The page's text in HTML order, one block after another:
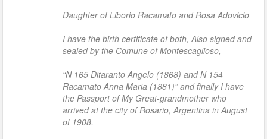
Daughter of Liborio Racamato and Rosa Adovicio
I have the birth certificate of both, Also signed and
sealed by the Comune of Montescaglioso,
“N 165 Ditaranto Angelo (1868) and N 154
Racamato Anna Maria (1881)” and finally I have
the Passport of My Great-grandmother who
arrived at the city of Rosario, Argentina in August
of 1908.